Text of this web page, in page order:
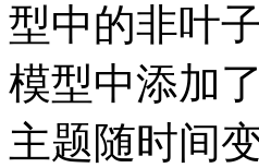
型中的非叶
模型中添加
主题随时间